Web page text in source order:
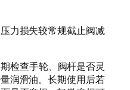
力损失较常规截止阀减
查手轮、阀杆是否灵
润滑油。长期使用后若